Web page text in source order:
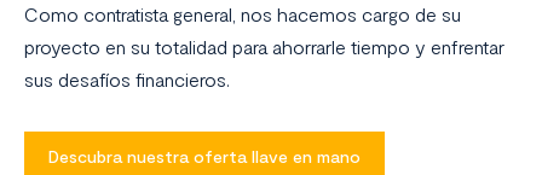
Como contratista general, nos hacemos cargo de su
proyecto en su totalidad para ahorrarle tiempo y enfrentar
sus desafíos financieros.
Descubra nuestra oferta llave en mano